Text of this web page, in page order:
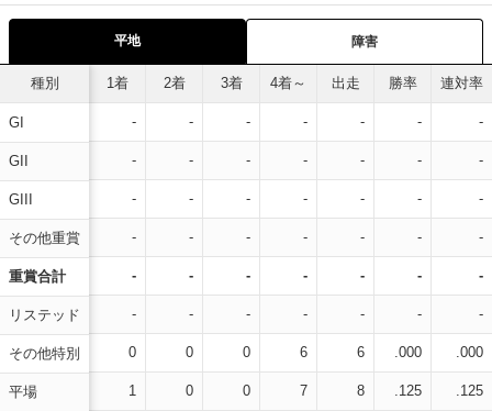
平地 障害
種別
GI
GII
GIII
その他重賞
重賞合計
リステッド
その他特別
平場
1着 2着 3着 4着～ 出走 勝率 連対率
- - - - - - -
- - - - - - -
- - - - - - -
- - - - - - -
- - - - - - -
- - - - - - -
0 0 0 6 6 .000 .000
1 0 0 7 8 .125 .125